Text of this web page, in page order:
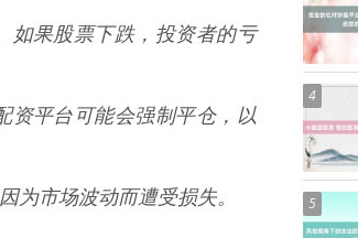
如果股票下跌，投资者的亏
资平台可能会强制平仓，以
为市场波动而遭受损失。
4
5